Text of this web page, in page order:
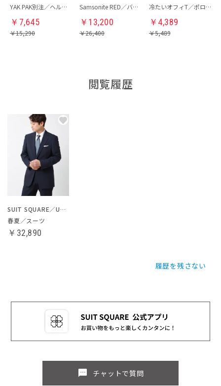
YAK PAK別注／ヘルメットバッグ
￥ 7,645
￥15,290
Samsonite RED／バックパック
￥ 13,200
￥26,400
冷たいオフィT／ポロシャツ
￥ 4,389
￥5,489
閲覧履歴
SUIT SQUARE／UNIVERSAL LANGUAGE
春夏／スーツ
￥32,890
履歴を残さない
sms チャットで質問